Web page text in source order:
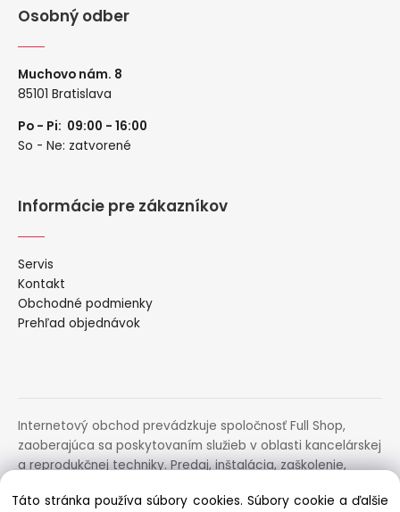
Osobný odber
Muchovo nám. 8
85101 Bratislava
Po - Pi: 09:00 - 16:00
So - Ne: zatvorené
Informácie pre zákazníkov
Servis
Kontakt
Obchodné podmienky
Prehľad objednávok
Internetový obchod prevádzkuje spoločnosť Full Shop,
zaoberajúca sa poskytovaním služieb v oblasti kancelárskej
a reprodukčnej techniky. Predaj, inštalácia, zaškolenie,
zariadení.
Táto stránka používa súbory cookies. Súbory cookie a ďalšie